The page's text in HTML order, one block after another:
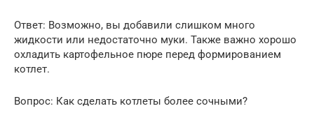
Ответ: Возможно, вы добавили слишком много
жидкости или недостаточно муки. Также важно хорошо
охладить картофельное пюре перед формированием
котлет.
Вопрос: Как сделать котлеты более сочными?